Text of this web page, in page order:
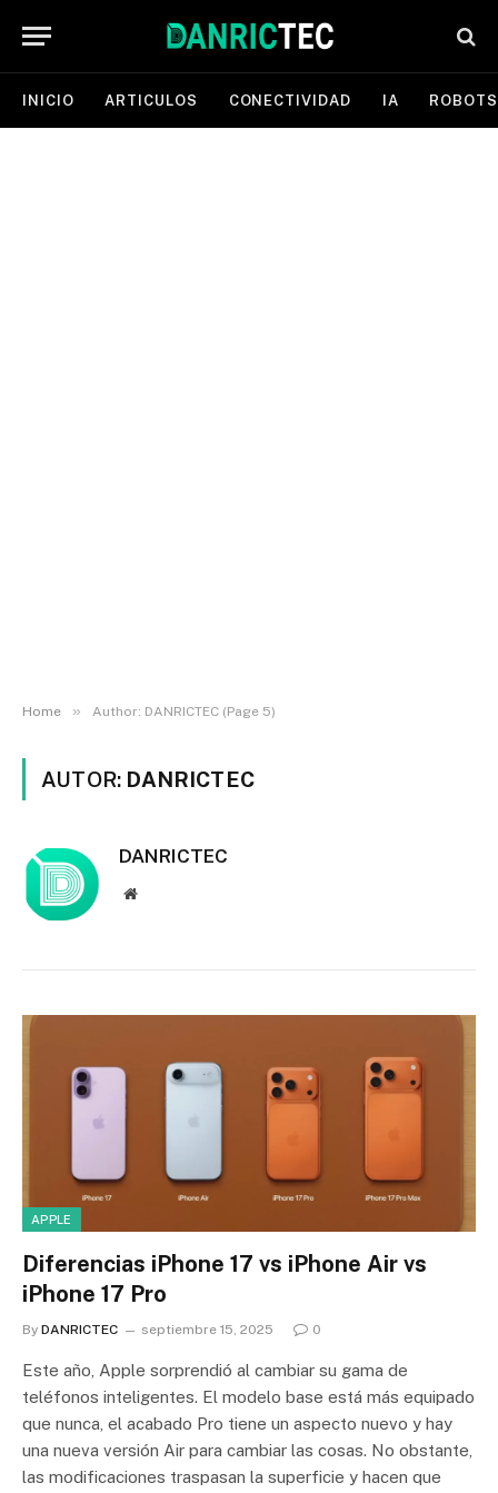
INICIO ARTICULOS CONECTIVIDAD IA ROBOTS
Home » Author: DANRICTEC (Page 5)
AUTOR: DANRICTEC
DANRICTEC
Website
APPLE
Diferencias iPhone 17 vs iPhone Air vs
iPhone 17 Pro
By DANRICTEC septiembre 15, 2025 0
Este año, Apple sorprendió al cambiar su gama de
teléfonos inteligentes. El modelo base está más equipado
que nunca, el acabado Pro tiene un aspecto nuevo y hay
una nueva versión Air para cambiar las cosas. No obstante,
las modificaciones traspasan la superficie y hacen que